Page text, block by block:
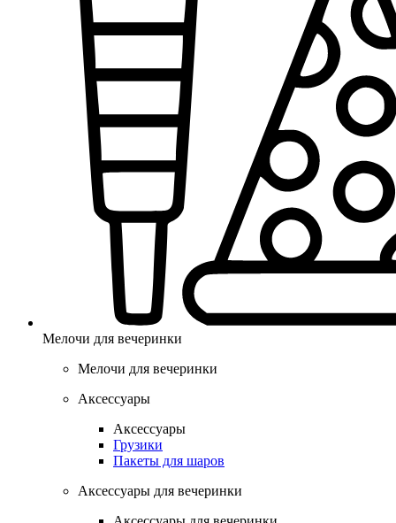
Мелочи для вечеринки
Мелочи для вечеринки
Аксессуары
Аксессуары
Грузики
Пакеты для шаров
Аксессуары для вечеринки